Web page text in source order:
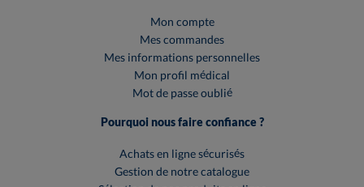
Mon compte
Mes commandes
Mes informations personnelles
Mon profil médical
Mot de passe oublié
Pourquoi nous faire confiance ?
Achats en ligne sécurisés
Gestion de notre catalogue